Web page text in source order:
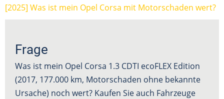
[2025] Was ist mein Opel Corsa mit Motorschaden wert?
Frage
Was ist mein Opel Corsa 1.3 CDTI ecoFLEX Edition
(2017, 177.000 km, Motorschaden ohne bekannte
Ursache) noch wert? Kaufen Sie auch Fahrzeuge